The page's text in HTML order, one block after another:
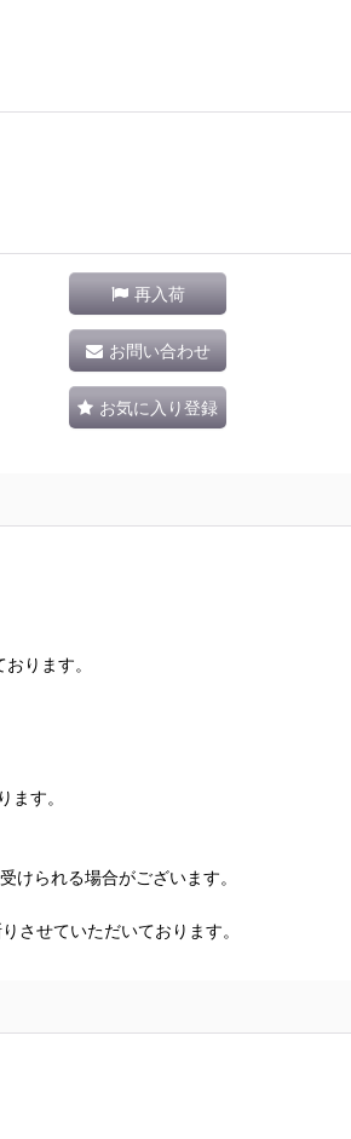
再入荷
お問い合わせ
お気に入り登録
ります。
す。
けられる場合がございます。
させていただいております。